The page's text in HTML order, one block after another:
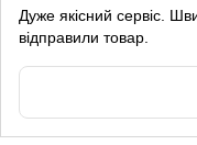
Дуже якісний сервіс.
відправили товар.